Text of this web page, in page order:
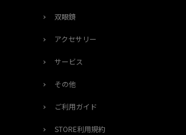
双眼鏡
アクセサリー
サービス
その他
ご利用ガイド
STORE利用規約